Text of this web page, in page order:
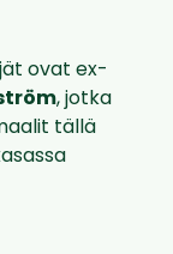
ovat ex-
, jotka
tällä